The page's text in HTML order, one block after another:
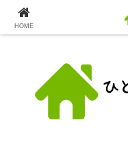
HOME